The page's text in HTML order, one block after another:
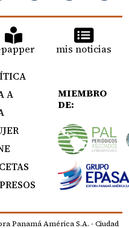
mis noticias
A
MIEMBRO
DE:
Panamá América S.A. - Ciudad